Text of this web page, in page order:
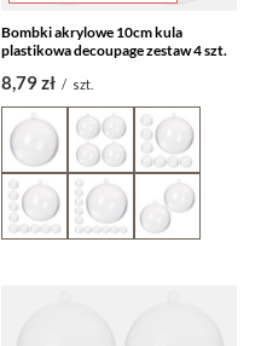
Bombki akrylowe 10cm kula
plastikowa decoupage zestaw 4 szt.
8,79 zł / szt.